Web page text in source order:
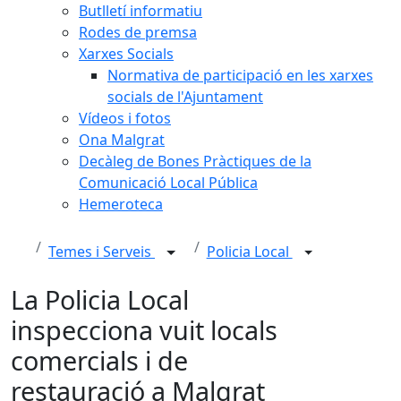
Butlletí informatiu
Rodes de premsa
Xarxes Socials
Normativa de participació en les xarxes
socials de l'Ajuntament
Vídeos i fotos
Ona Malgrat
Decàleg de Bones Pràctiques de la
Comunicació Local Pública
Hemeroteca
Temes i Serveis Policia Local
La Policia Local
inspecciona vuit locals
comercials i de
restauració a Malgrat